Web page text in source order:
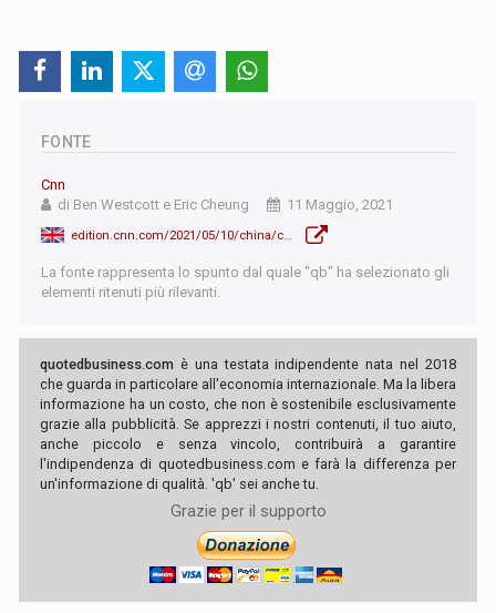
FONTE
Cnn
di Ben Westcott e Eric Cheung
11 Maggio, 2021
La fonte rappresenta lo spunto dal quale "qb" ha selezionato gli
elementi ritenuti più rilevanti.
quotedbusiness.com è una testata indipendente nata nel 2018
che guarda in particolare all'economia internazionale. Ma la libera
informazione ha un costo, che non è sostenibile esclusivamente
grazie alla pubblicità. Se apprezzi i nostri contenuti, il tuo aiuto,
anche piccolo e senza vincolo, contribuirà a garantire
l'indipendenza di quotedbusiness.com e farà la differenza per
un'informazione di qualità. 'qb' sei anche tu.
Grazie per il supporto